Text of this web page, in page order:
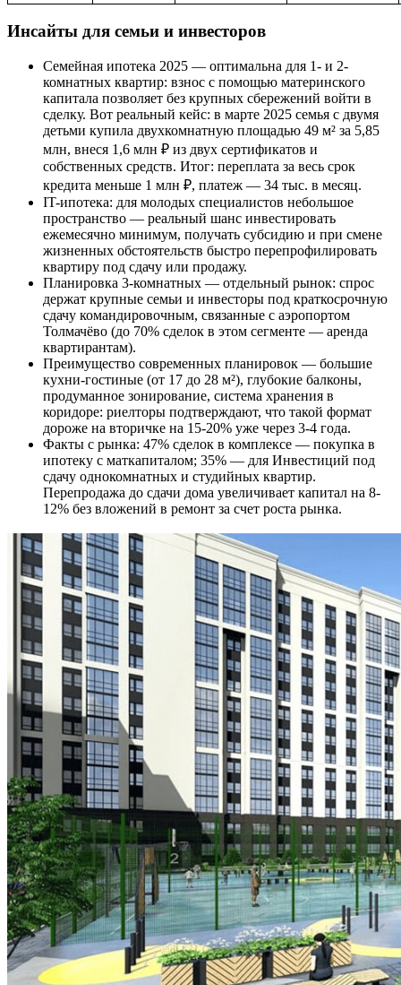
Инсайты для семьи и инвесторов
Семейная ипотека 2025 — оптимальна для 1- и 2-
комнатных квартир: взнос с помощью материнского
капитала позволяет без крупных сбережений войти в
сделку. Вот реальный кейс: в марте 2025 семья с двумя
детьми купила двухкомнатную площадью 49 м² за 5,85
млн, внеся 1,6 млн ₽ из двух сертификатов и
собственных средств. Итог: переплата за весь срок
кредита меньше 1 млн ₽, платеж — 34 тыс. в месяц.
IT-ипотека: для молодых специалистов небольшое
пространство — реальный шанс инвестировать
ежемесячно минимум, получать субсидию и при смене
жизненных обстоятельств быстро перепрофилировать
квартиру под сдачу или продажу.
Планировка 3-комнатных — отдельный рынок: спрос
держат крупные семьи и инвесторы под краткосрочную
сдачу командировочным, связанные с аэропортом
Толмачёво (до 70% сделок в этом сегменте — аренда
квартирантам).
Преимущество современных планировок — большие
кухни-гостиные (от 17 до 28 м²), глубокие балконы,
продуманное зонирование, система хранения в
коридоре: риелторы подтверждают, что такой формат
дороже на вторичке на 15-20% уже через 3-4 года.
Факты с рынка: 47% сделок в комплексе — покупка в
ипотеку с маткапиталом; 35% — для Инвестиций под
сдачу однокомнатных и студийных квартир.
Перепродажа до сдачи дома увеличивает капитал на 8-
12% без вложений в ремонт за счет роста рынка.